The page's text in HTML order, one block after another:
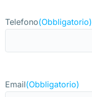
Telefono(Obbligatorio)
Email(Obbligatorio)